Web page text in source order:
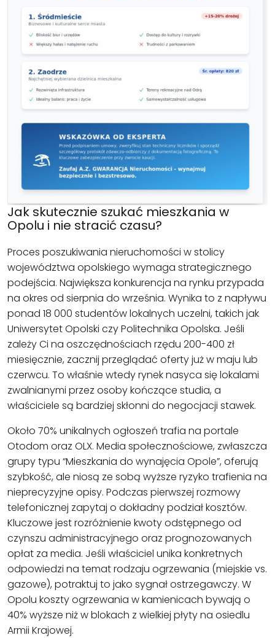
Jak skutecznie szukać mieszkania w
Opolu i nie stracić czasu?
Proces poszukiwania nieruchomości w stolicy
województwa opolskiego wymaga strategicznego
podejścia. Największa konkurencja na rynku przypada
na okres od sierpnia do września. Wynika to z napływu
ponad 18 000 studentów lokalnych uczelni, takich jak
Uniwersytet Opolski czy Politechnika Opolska. Jeśli
zależy Ci na oszczędnościach rzędu 200-400 zł
miesięcznie, zacznij przeglądać oferty już w maju lub
czerwcu. To właśnie wtedy rynek nasyca się lokalami
zwalnianymi przez osoby kończące studia, a
właściciele są bardziej skłonni do negocjacji stawek.
Około 70% unikalnych ogłoszeń trafia na portale
Otodom oraz OLX. Media społecznościowe, zwłaszcza
grupy typu “Mieszkania do wynajęcia Opole”, oferują
szybkość, ale niosą ze sobą wyższe ryzyko trafienia na
nieprecyzyjne opisy. Podczas pierwszej rozmowy
telefonicznej zapytaj o dokładny podział kosztów.
Kluczowe jest rozróżnienie kwoty odstępnego od
czynszu administracyjnego oraz prognozowanych
opłat za media. Jeśli właściciel unika konkretnych
odpowiedzi na temat rodzaju ogrzewania (miejskie vs.
gazowe), potraktuj to jako sygnał ostrzegawczy. W
Opolu koszty ogrzewania w kamienicach bywają o
40% wyższe niż w blokach z wielkiej płyty na osiedlu
Armii Krajowej.